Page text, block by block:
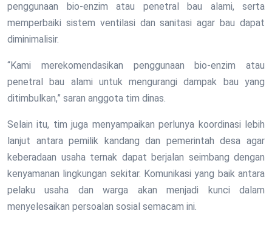
penggunaan bio-enzim atau penetral bau alami, serta
memperbaiki sistem ventilasi dan sanitasi agar bau dapat
diminimalisir.
“Kami merekomendasikan penggunaan bio-enzim atau
penetral bau alami untuk mengurangi dampak bau yang
ditimbulkan,” saran anggota tim dinas.
Selain itu, tim juga menyampaikan perlunya koordinasi lebih
lanjut antara pemilik kandang dan pemerintah desa agar
keberadaan usaha ternak dapat berjalan seimbang dengan
kenyamanan lingkungan sekitar. Komunikasi yang baik antara
pelaku usaha dan warga akan menjadi kunci dalam
menyelesaikan persoalan sosial semacam ini.